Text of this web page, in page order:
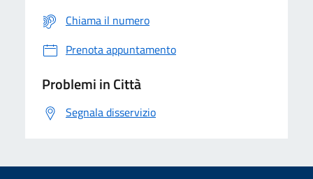
Chiama il numero
Prenota appuntamento
Problemi in Città
Segnala disservizio